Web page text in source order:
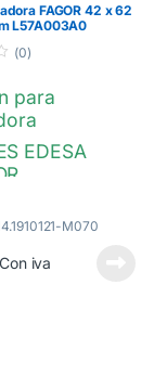
FAGOR 42 x 62
L57A003A0
(0)
para
EDESA
de 8 KG
M070
Con iva